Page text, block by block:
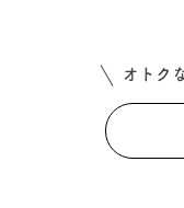
オトク